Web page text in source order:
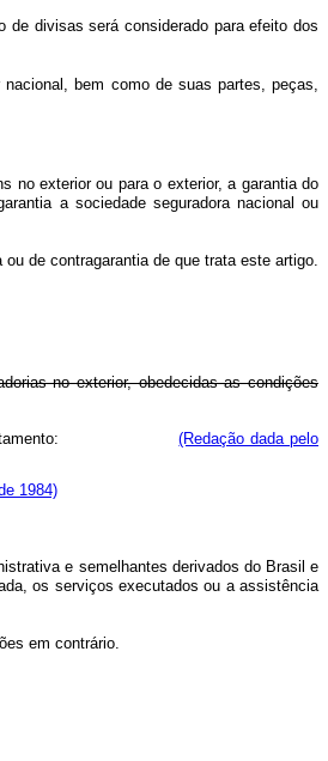
de divisas será considerado para efeito dos
bem como de suas partes, peças,
no exterior ou para o exterior, a garantia do
a sociedade seguradora nacional ou
de contragarantia de que trata este artigo.
no exterior, obedecidas as condições
seguinte tratamento:(Redação dada pelo
1984)
e semelhantes derivados do Brasil e
os serviços executados ou a assistência
em contrário.